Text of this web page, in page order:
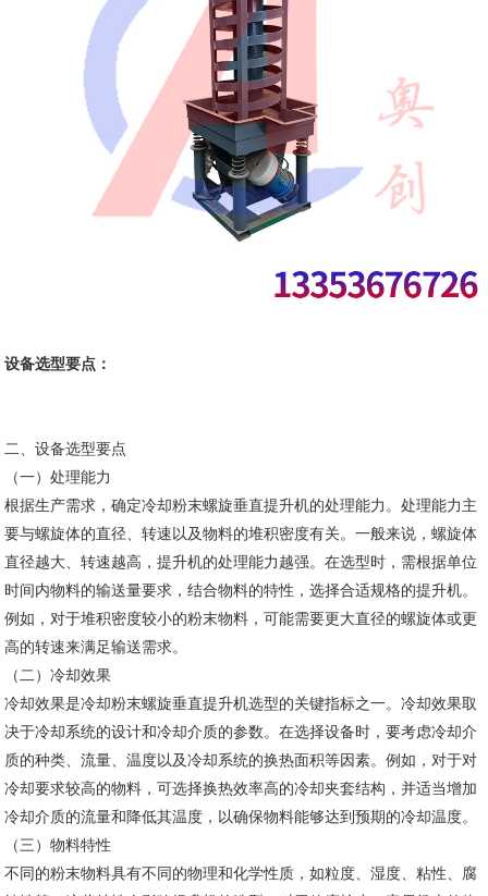
设备选型要点：
二、设备选型要点
（一）处理能力
根据生产需求，确定冷却粉末螺旋垂直提升机的处理能力。处理能力主
要与螺旋体的直径、转速以及物料的堆积密度有关。一般来说，螺旋体
直径越大、转速越高，提升机的处理能力越强。在选型时，需根据单位
时间内物料的输送量要求，结合物料的特性，选择合适规格的提升机。
例如，对于堆积密度较小的粉末物料，可能需要更大直径的螺旋体或更
高的转速来满足输送需求。
（二）冷却效果
冷却效果是冷却粉末螺旋垂直提升机选型的关键指标之一。冷却效果取
决于冷却系统的设计和冷却介质的参数。在选择设备时，要考虑冷却介
质的种类、流量、温度以及冷却系统的换热面积等因素。例如，对于对
冷却要求较高的物料，可选择换热效率高的冷却夹套结构，并适当增加
冷却介质的流量和降低其温度，以确保物料能够达到预期的冷却温度。
（三）物料特性
不同的粉末物料具有不同的物理和化学性质，如粒度、湿度、粘性、腐